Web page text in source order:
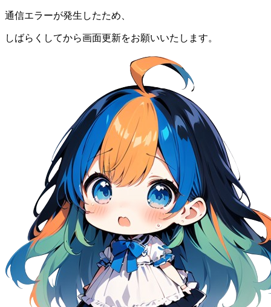
通信エラーが発生したため、
しばらくしてから画面更新をお願いいたします。